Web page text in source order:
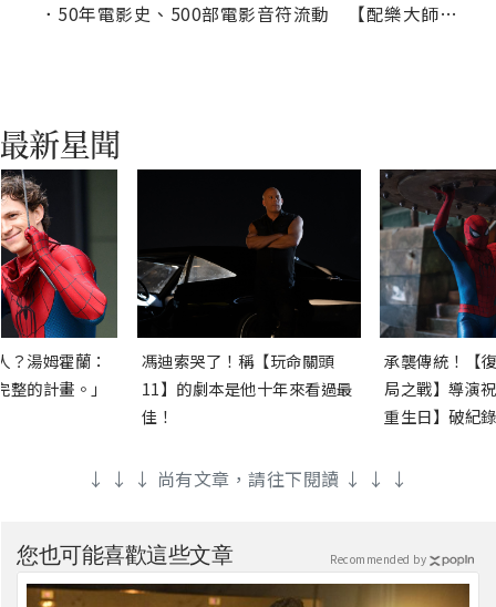
． 50年電影史、500部電影音符流動 【配樂大師顏尼歐】揭示音樂創作傳奇
？湯姆霍蘭：
的計畫。」
馮迪索哭了！稱【玩命關頭
11】的劇本是他十年來看過最
佳！
承襲傳統！【
局之戰】導演
重生日】破紀
↓ ↓ ↓ 尚有文章，請往下閱讀 ↓ ↓ ↓
您也可能喜歡這些文章 Recommended by